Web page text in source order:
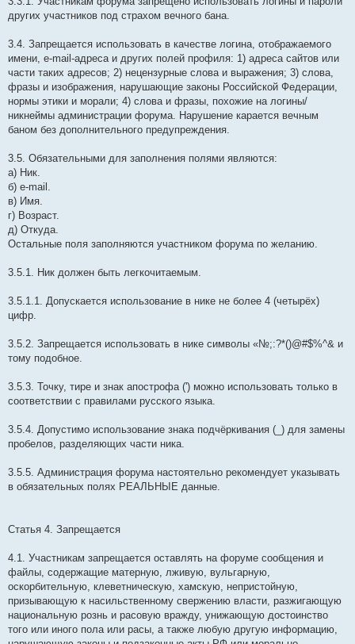
других участников под страхом вечного бана.
3.4. Запрещается использовать в качестве логина, отображаемого
имени, e-mail-адреса и других полей профиля: 1) адреса сайтов или
части таких адресов; 2) нецензурные слова и выражения; 3) слова,
фразы и изображения, нарушающие законы Российской Федерации,
нормы этики и морали; 4) слова и фразы, похожие на логины/
никнеймы администрации форума. Нарушение карается вечным
баном без дополнительного предупреждения.
3.5. Обязательными для заполнения полями являются:
а) Ник.
б) e-mail.
в) Имя.
г) Возраст.
д) Откуда.
Остальные поля заполняются участником форума по желанию.
3.5.1. Ник должен быть легкочитаемым.
3.5.1.1. Допускается использование в нике не более 4 (четырёх)
цифр.
3.5.2. Запрещается использовать в нике символы «№;:?*()@#$%^& и
тому подобное.
3.5.3. Точку, тире и знак апострофа (') можно использовать только в
соответствии с правилами русского языка.
3.5.4. Допустимо использование знака подчёркивания (_) для замены
пробелов, разделяющих части ника.
3.5.5. Администрация форума настоятельно рекомендует указывать
в обязательных полях РЕАЛЬНЫЕ данные.
Статья 4. Запрещается
4.1. Участникам запрещается оставлять на форуме сообщения и
файлы, содержащие матерную, лживую, вульгарную,
оскорбительную, клеветническую, хамскую, непристойную,
призывающую к насильственному свержению власти, разжигающую
национальную рознь и расовую вражду, унижающую достоинство
того или иного пола или расы, а также любую другую информацию,